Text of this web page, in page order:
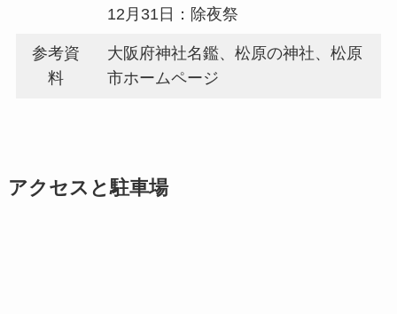
12月31日：除夜祭
参考資
料
大阪府神社名鑑、松原の神社、松原
市ホームページ
アクセスと駐車場